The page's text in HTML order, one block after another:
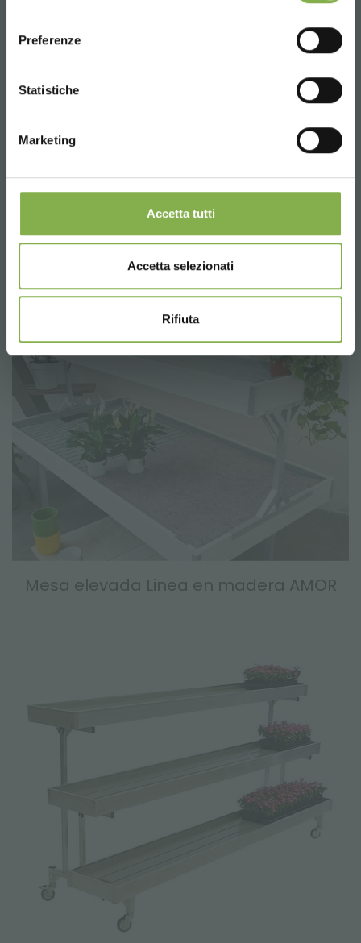
Preferenze
Statistiche
Marketing
Accetta tutti
Accetta selezionati
Rifiuta
Isla expositora individual con 5 bandejas
Mesa elevada Linea en madera AMOR